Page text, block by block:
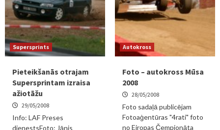
Supersprints
Pieteikšanās otrajam
Supersprintam izraisa
ažiotāžu
29/05/2008
Info: LAF Preses
dienestsFoto: Jānis
Autokross
Foto – autokross Mūsa
2008
28/05/2008
Foto sadaļā publicējam
Fotoaģentūras "4rati" foto
no Eiropas Čempionāta